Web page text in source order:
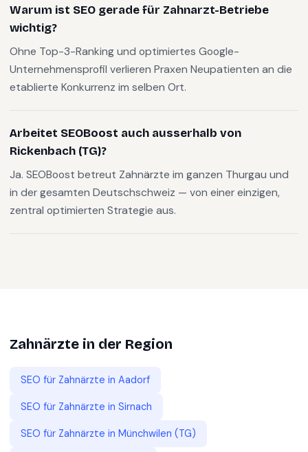
Warum ist SEO gerade für Zahnarzt-Betriebe
wichtig?
Ohne Top-3-Ranking und optimiertes Google-
Unternehmensprofil verlieren Praxen Neupatienten an die
etablierte Konkurrenz im selben Ort.
Arbeitet SEOBoost auch ausserhalb von
Rickenbach (TG)?
Ja. SEOBoost betreut Zahnärzte im ganzen Thurgau und
in der gesamten Deutschschweiz — von einer einzigen,
zentral optimierten Strategie aus.
Zahnärzte in der Region
SEO für Zahnärzte in Aadorf
SEO für Zahnärzte in Sirnach
SEO für Zahnärzte in Münchwilen (TG)